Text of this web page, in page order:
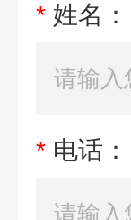
* 姓名：
* 电话：